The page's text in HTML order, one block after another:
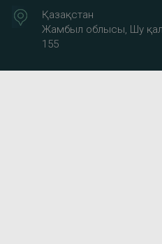
Қазақстан
Жамбыл облысы, Шу
155